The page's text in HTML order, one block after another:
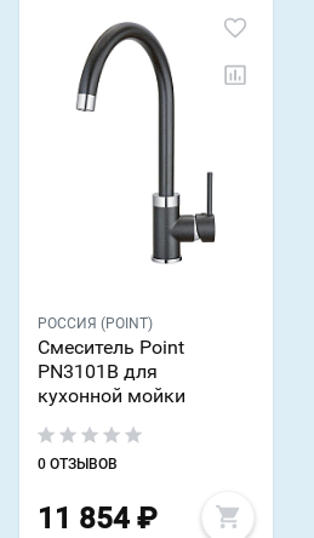
РОССИЯ (POINT)
Смеситель Point
PN3101B для
кухонной мойки
0 ОТЗЫВОВ
11 854 ₽